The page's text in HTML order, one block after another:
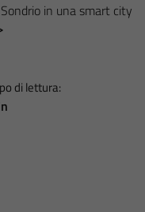
in una smart city
di lettura: